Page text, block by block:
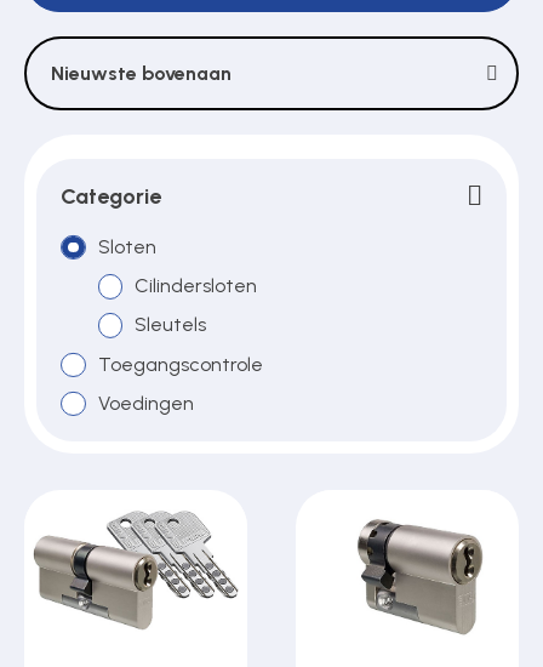
Sloten
Toegangsverlening
Voedingen
Contact
Nieuwste bovenaan
Categorie
Sloten
Cilindersloten
Sleutels
Toegangscontrole
Voedingen